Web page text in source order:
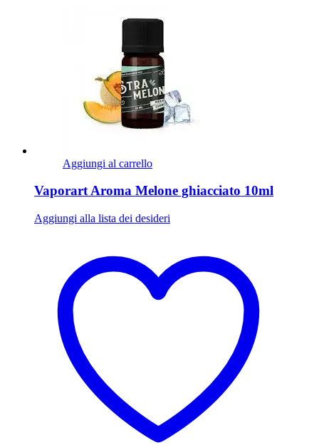
Aggiungi al carrello
Vaporart Aroma Melone ghiacciato 10ml
Aggiungi alla lista dei desideri